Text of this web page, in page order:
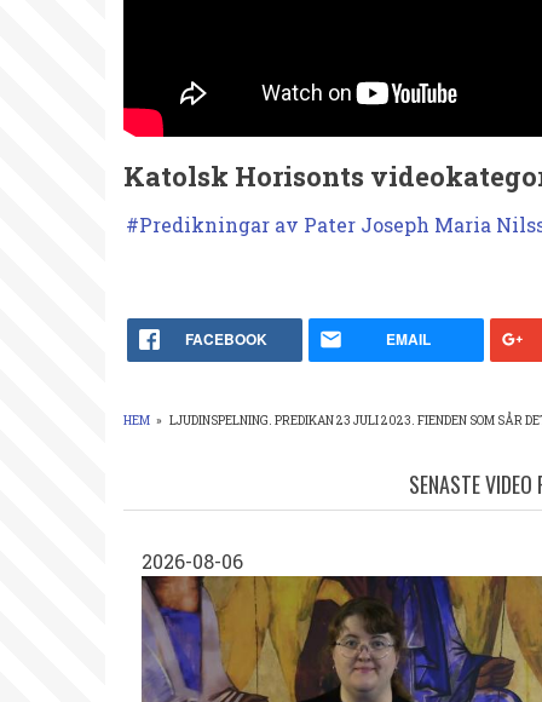
Katolsk Horisonts
Predikningar av Pater Joseph Maria
FACEBOOK EMAIL
HEM » LJUDINSPELNING. PREDIKAN 23 JULI 2023. FIENDEN SOM SÅR
SENASTE
2026-08-06